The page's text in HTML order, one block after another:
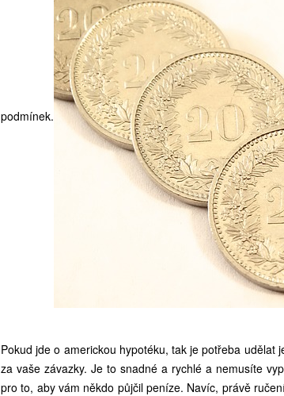
podmínek.
Pokud jde o americkou hypotéku, tak je potřeba
za vaše závazky. Je to snadné a rychlé a nemusíte
pro to, aby vám někdo půjčil peníze. Navíc, právě